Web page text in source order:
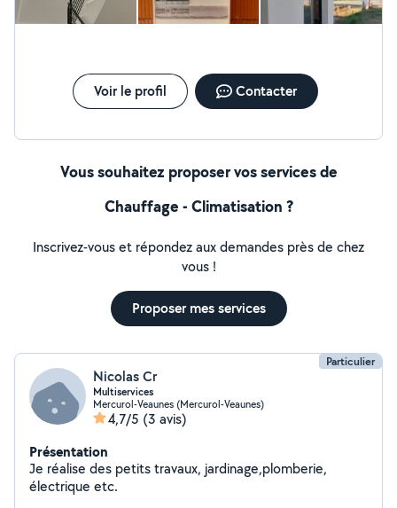
Voir le profil Contacter
Vous souhaitez proposer vos services de
Chauffage - Climatisation ?
Inscrivez-vous et répondez aux demandes près de chez
vous !
Proposer mes services
Particulier
Nicolas Cr
Multiservices
Mercurol-Veaunes (Mercurol-Veaunes)
4,7/5 (3 avis)
Présentation
Je réalise des petits travaux, jardinage,plomberie,
électrique etc.